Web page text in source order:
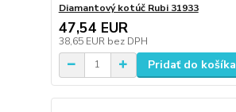
Diamantový kotúč Rubi 31933
47,54 EUR
38,65 EUR bez DPH
Pridať do košíka